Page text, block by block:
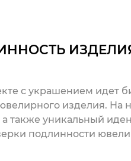
с украшением идет
изделия.
а также уникальный
подлинности